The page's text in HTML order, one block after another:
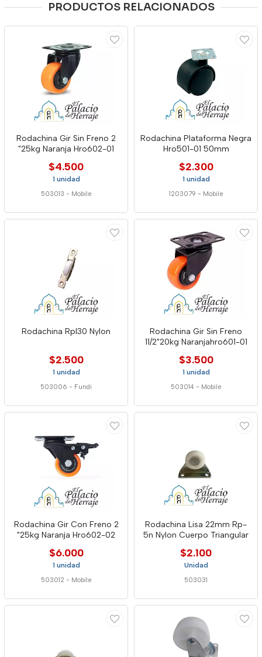
PRODUCTOS RELACIONADOS
Rodachina Gir Sin Freno 2
"25kg Naranja Hro602-01
$4.500
1 unidad
503013 - Mobile
Rodachina Plataforma Negra
Hro501-01 50mm
$2.300
1 unidad
1203079 - Mobile
Rodachina Rpl30 Nylon
$2.500
1 unidad
503006 - Fundi
Rodachina Gir Sin Freno
11/2"20kg Naranjahro601-01
$3.500
1 unidad
503014 - Mobile
Rodachina Gir Con Freno 2
"25kg Naranja Hro602-02
$6.000
1 unidad
503012 - Mobile
Rodachina Lisa 22mm Rp-
5n Nylon Cuerpo Triangular
$2.100
Unidad
503031